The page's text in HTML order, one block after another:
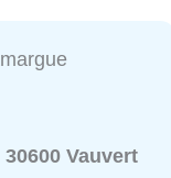
Vauvert